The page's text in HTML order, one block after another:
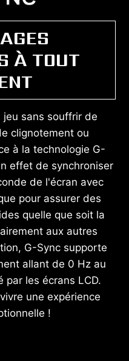
À TOUT
sans souffrir de
clignotement ou
à la technologie G-
effet de synchroniser
de l'écran avec
pour assurer des
quelle que soit la
aux autres
G-Sync supporte
allant de 0 Hz au
par les écrans LCD.
une expérience
!